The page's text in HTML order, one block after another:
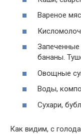
Вареное
бананы.
Овощные
Воды,
Сухари,
Как видим, с